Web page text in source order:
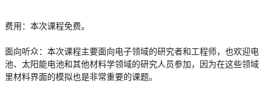
费用：本次课程免费。
面向听众：本次课程主要面向电子领域的研究者和工程师，也欢迎电
池、太阳能电池和其他材料学领域的研究人员参加，因为在这些领域
里材料界面的模拟也是非常重要的课题。